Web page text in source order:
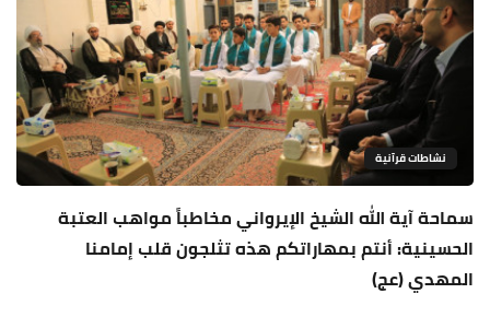
نشاطات قرآنية
سماحة آية الله الشيخ الإيرواني مخاطباً مواهب العتبة
الحسينية: أنتم بمهاراتكم هذه تثلجون قلب إمامنا
المهدي (عج)